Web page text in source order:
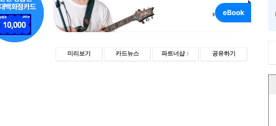
미리보기 카드뉴스 파트너샵 공유하기